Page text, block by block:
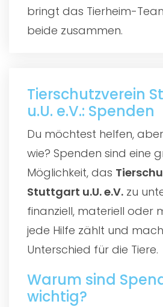
bringt das Tierheim-
beide zusammen.
Tierschutzverein
u.U. e.V.: Spenden
Du möchtest helfen,
wie? Spenden sind eine
Möglichkeit, das
Stuttgart u.U. e.V. zu
finanziell, materiell oder
jede Hilfe zählt und
Unterschied für die Tiere.
Warum sind
wichtig?